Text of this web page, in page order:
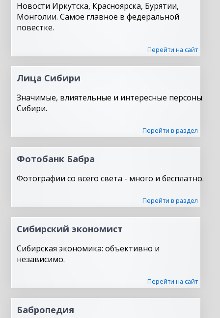
Новости Иркутска, Красноярска, Бурятии,
Монголии. Самое главное в федеральной
повестке.
Перейти на сайт
Лица Сибири
Значимые, влиятельные и интересные персоны
Сибири.
Перейти в раздел
Фотобанк Бабра
Фотографии со всего света - много и бесплатно.
Перейти в раздел
Сибирский экономист
Сибирская экономика: объективно и
независимо.
Перейти на сайт
Бабропедия